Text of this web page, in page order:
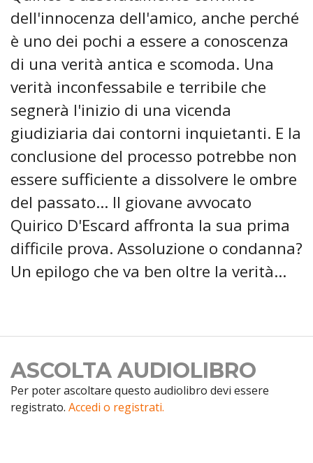
dell'innocenza dell'amico, anche perché
è uno dei pochi a essere a conoscenza
di una verità antica e scomoda. Una
verità inconfessabile e terribile che
segnerà l'inizio di una vicenda
giudiziaria dai contorni inquietanti. E la
conclusione del processo potrebbe non
essere sufficiente a dissolvere le ombre
del passato… Il giovane avvocato
Quirico D'Escard affronta la sua prima
difficile prova. Assoluzione o condanna?
Un epilogo che va ben oltre la verità…
ASCOLTA AUDIOLIBRO
Per poter ascoltare questo audiolibro devi essere
registrato. Accedi o registrati.